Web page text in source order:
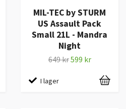
MIL-TEC by STURM
US Assault Pack
Small 21L - Mandra
Night
649 kr599 kr
I lager